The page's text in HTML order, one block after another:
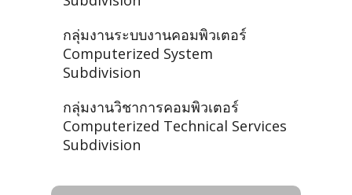
กลุ่มงานระบบงานคอมพิวเตอร์
Computerized System
Subdivision
กลุ่มงานวิชาการคอมพิวเตอร์
Computerized Technical Services
Subdivision